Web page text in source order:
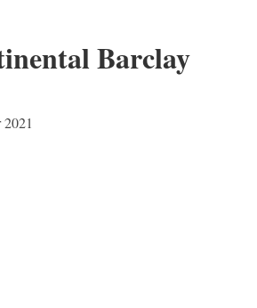
Barclay